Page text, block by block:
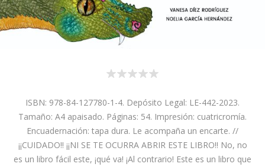
ISBN: 978-84-127780-1-4. Depósito Legal: LE-442-2023.
Tamaño: A4 apaisado. Páginas: 54. Impresión: cuatricromía.
Encuadernación: tapa dura. Le acompaña un encarte. //
¡¡CUIDADO!! ¡¡NI SE TE OCURRA ABRIR ESTE LIBRO!! No, no
es un libro fácil este, ¡qué va! ¡Al contrario! Este es un libro que